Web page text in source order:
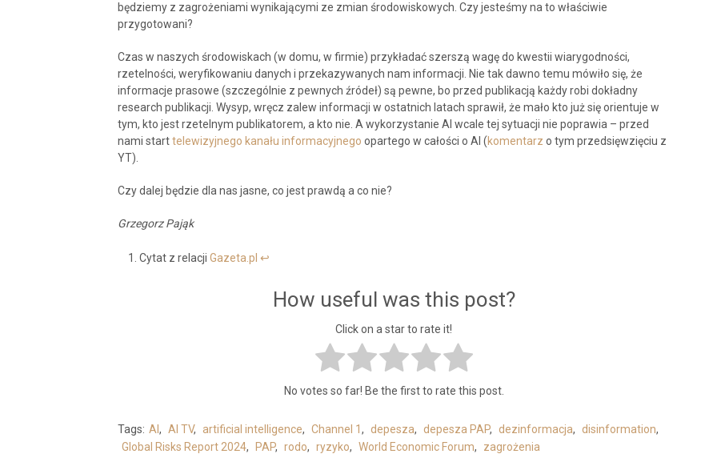
będziemy z zagrożeniami wynikającymi ze zmian środowiskowych. Czy jesteśmy na to właściwie
przygotowani?
Czas w naszych środowiskach (w domu, w firmie) przykładać szerszą wagę do kwestii wiarygodności,
rzetelności, weryfikowaniu danych i przekazywanych nam informacji. Nie tak dawno temu mówiło się, że
informacje prasowe (szczególnie z pewnych źródeł) są pewne, bo przed publikacją każdy robi dokładny
research publikacji. Wysyp, wręcz zalew informacji w ostatnich latach sprawił, że mało kto już się orientuje w
tym, kto jest rzetelnym publikatorem, a kto nie. A wykorzystanie AI wcale tej sytuacji nie poprawia – przed
nami starttelewizyjnego kanału informacyjnego opartego w całości o AI (komentarz o tym przedsięwzięciu z
YT).
Czy dalej będzie dla nas jasne, co jest prawdą a co nie?
Grzegorz Pająk
Cytat z relacji Gazeta.pl ↩︎
How useful was this post?
Click on a star to rate it!
No votes so far! Be the first to rate this post.
Tags: AI , AI TV, artificial intelligence, Channel 1 , depesza, depesza PAP, dezinformacja, disinformation,
Global Risks Report 2024, PAP, rodo, ryzyko, World Economic Forum, zagrożenia